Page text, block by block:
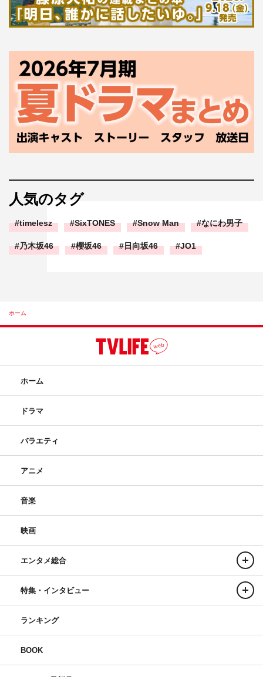
人気のタグ
timelesz SixTONES Snow Man なにわ男子
乃木坂46 櫻坂46 日向坂46 JO1
ホーム
ホーム
ドラマ
バラエティ
アニメ
音楽
映画
エンタメ総合
特集・インタビュー
ランキング
BOOK